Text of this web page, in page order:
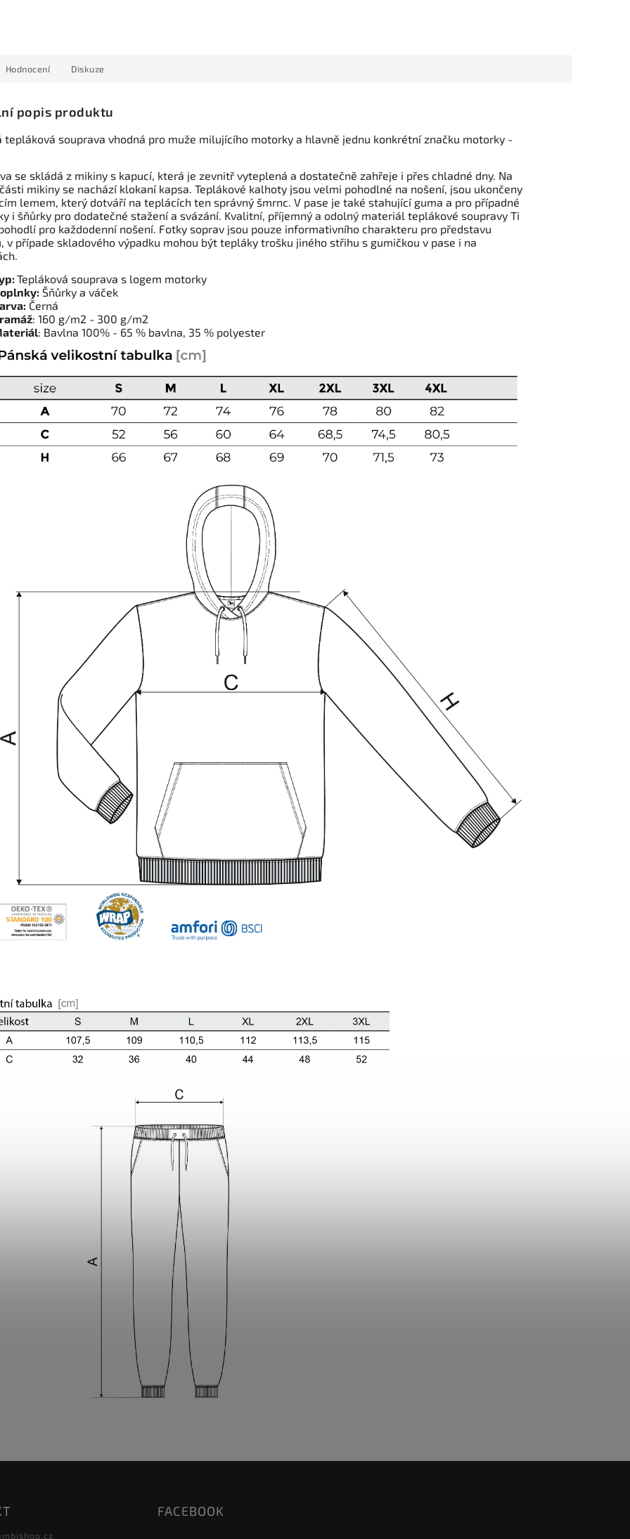
Hodnocení Diskuze
popis produktu
tepláková souprava vhodná pro muže milujícího motorky a hlavně jednu konkrétní značku motorky -
se skládá z mikiny s kapucí, která je zevnitř vyteplená a dostatečně zahřeje i přes chladné dny. Na
mikiny se nachází klokaní kapsa. Teplákové kalhoty jsou velmi pohodlné na nošení, jsou ukončeny
lemem, který dotváří na teplácích ten správný šmrnc. V pase je také stahující guma a pro případné
i šňůrky pro dodatečné stažení a svázání. Kvalitní, příjemný a odolný materiál teplákové soupravy Ti
pro každodenní nošení. Fotky soprav jsou pouze informativního charakteru pro představu
v případe skladového výpadku mohou být tepláky trošku jiného střihu s gumičkou v pase i na
Tepláková souprava s logem motorky
Šňůrky a váček
Černá
: 160 g/m2 - 300 g/m2
: Bavlna 100% - 65 % bavlna, 35 % polyester
FACEBOOK